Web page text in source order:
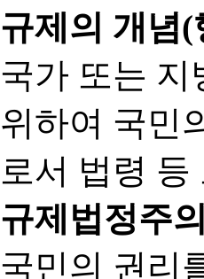
규제의 개념
국가 또는
위하여 국민
로서 법령 등
규제법정주
국민의 권리